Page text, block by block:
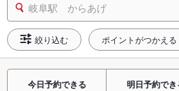
岐阜駅 からあげ
絞り込む ポイントがつかえる
今日予約できる 明日予約でき